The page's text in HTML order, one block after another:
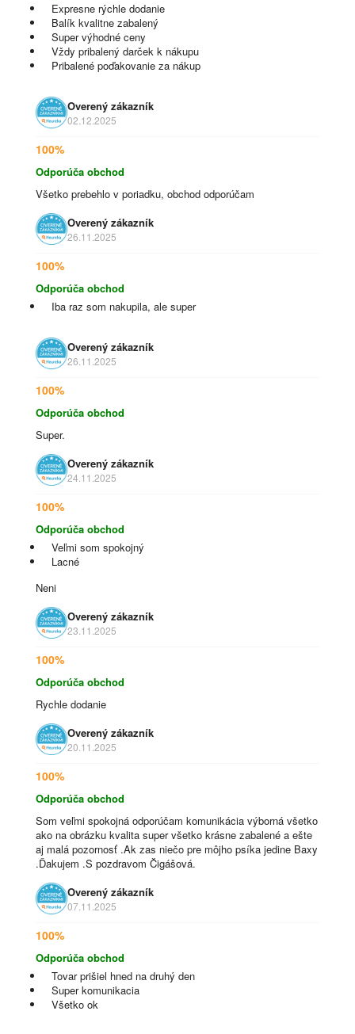
Expresne rýchle dodanie
Balík kvalitne zabalený
Super výhodné ceny
Vždy pribalený darček k nákupu
Pribalené poďakovanie za nákup
Overený zákazník
02.12.2025
100%
Odporúča obchod
Všetko prebehlo v poriadku, obchod odporúčam
Overený zákazník
26.11.2025
100%
Odporúča obchod
Iba raz som nakupila, ale super
Overený zákazník
26.11.2025
100%
Odporúča obchod
Super.
Overený zákazník
24.11.2025
100%
Odporúča obchod
Veľmi som spokojný
Lacné
Neni
Overený zákazník
23.11.2025
100%
Odporúča obchod
Rychle dodanie
Overený zákazník
20.11.2025
100%
Odporúča obchod
Som veľmi spokojná odporúčam komunikácia výborná všetko
ako na obrázku kvalita super všetko krásne zabalené a ešte
aj malá pozornosť .Ak zas niečo pre môjho psíka jedine Baxy
.Ďakujem .S pozdravom Čigášová.
Overený zákazník
07.11.2025
100%
Odporúča obchod
Tovar prišiel hned na druhý den
Super komunikacia
Všetko ok